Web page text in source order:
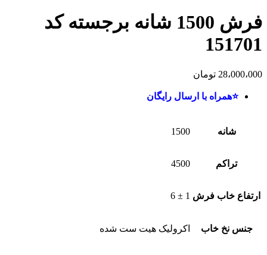
فرش 1500 شانه برجسته کد
151701
28،000،000 تومان
⭐همراه با ارسال رایگان
شانه 1500
تراکم 4500
ارتفاع خاب فرش 1 ± 6
جنس نخ خاب اکرولیک هیت ست شده